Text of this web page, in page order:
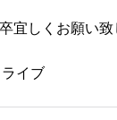
宜しくお願い致
イブ